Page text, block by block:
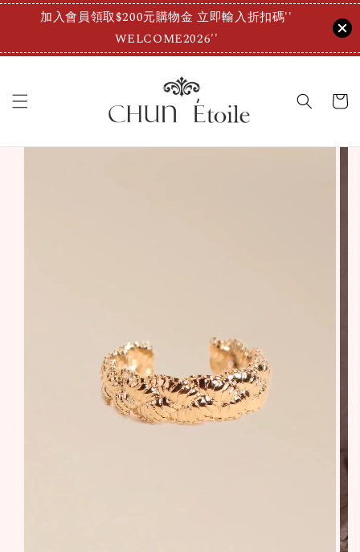
加入會員領取$200元購物金 立即輸入折扣碼''
WELCOME2026''